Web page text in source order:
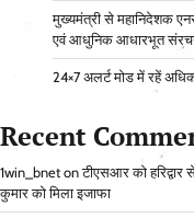
मुख्यमंत्री से महानिदेशक
एवं आधुनिक आधारभूत
24×7 अलर्ट मोड में रहें
Recent
1win_bnet onटीएसआर को हरिद्वार
कुमार को मिला इजाफा